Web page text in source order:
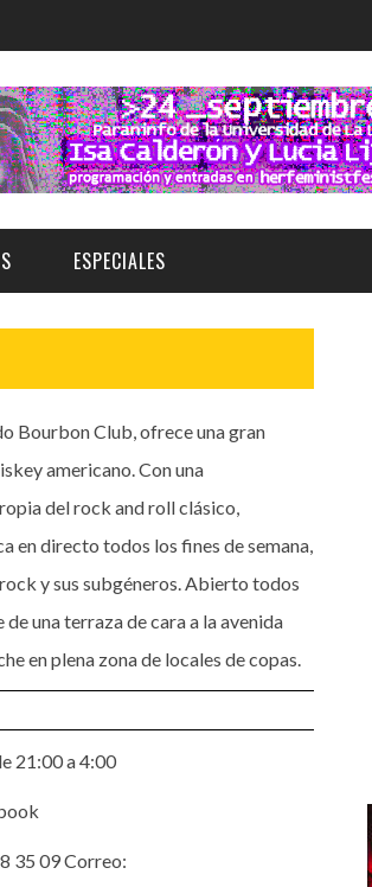
Cultura
Gastro
Infantil
Escénicas
ESPECIALES
TENERIFE PHE FESTIVAL 2026
XXVII VERANO DE CUENTO
Bourbon Club, ofrece una gran
americano. Con una
del rock and roll clásico,
en directo todos los fines de semana,
y sus subgéneros. Abierto todos
de una terraza de cara a la avenida
en plena zona de locales de copas.
21:00 a 4:00
35 09 Correo: